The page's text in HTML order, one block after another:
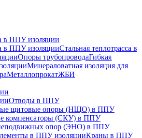
в ППУ изоляции
в ППУ изоляцииСтальная теплотрасса в
Опоры трубопроводаГибкая
Минераловатная изоляция для
МеталлопрокатЖБИ
Отводы в ППУ
щитовые опоры (НЩО) в ППУ
компенсаторы (СКУ) в ППУ
опор (ЭНО) в ППУ
в ППУ изоляцииКраны в ППУ